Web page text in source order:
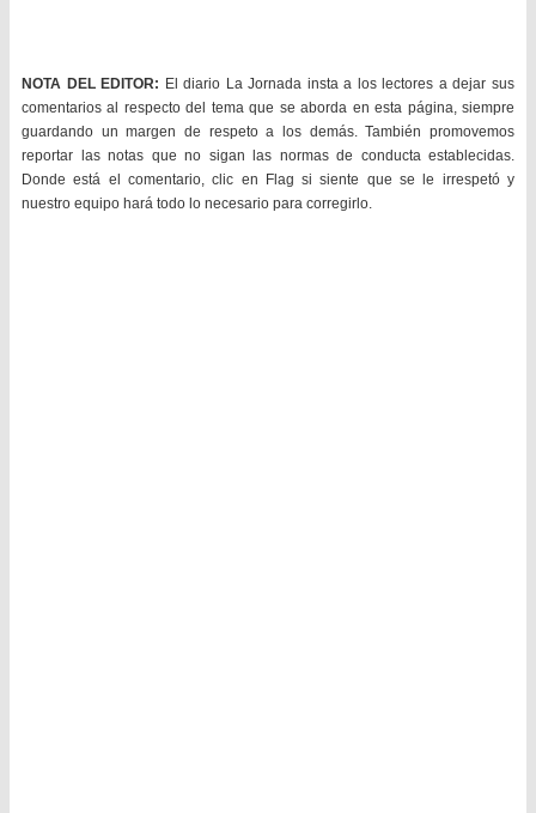
NOTA DEL EDITOR: El diario La Jornada insta a los lectores a dejar sus
comentarios al respecto del tema que se aborda en esta página, siempre
guardando un margen de respeto a los demás. También promovemos
reportar las notas que no sigan las normas de conducta establecidas.
Donde está el comentario, clic en Flag si siente que se le irrespetó y
nuestro equipo hará todo lo necesario para corregirlo.